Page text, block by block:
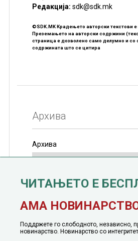
Редакцијa: sdk@sdk.mk
©SDK.MK Крадењето авторски текстови е
Преземањето на авторски содржини
страница е дозволено само делумно и со
содржината што се цитира
Архива
Архива
јануари, 1991 година
ЧИТАЊЕТО Е
АМА
Поддржете го слободното, независно,
новинарство. Новинарство со